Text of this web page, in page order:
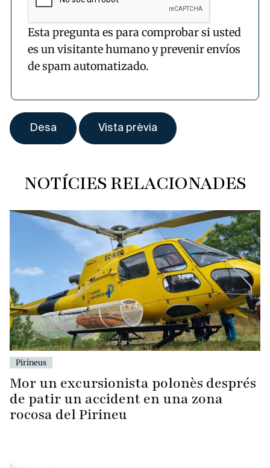
Esta pregunta es para comprobar si usted
es un visitante humano y prevenir envíos
de spam automatizado.
NOTÍCIES RELACIONADES
Pirineus
Mor un excursionista polonès després
de patir un accident en una zona
rocosa del Pirineu